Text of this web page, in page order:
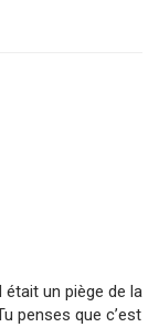
était un piège de la
penses que c’est